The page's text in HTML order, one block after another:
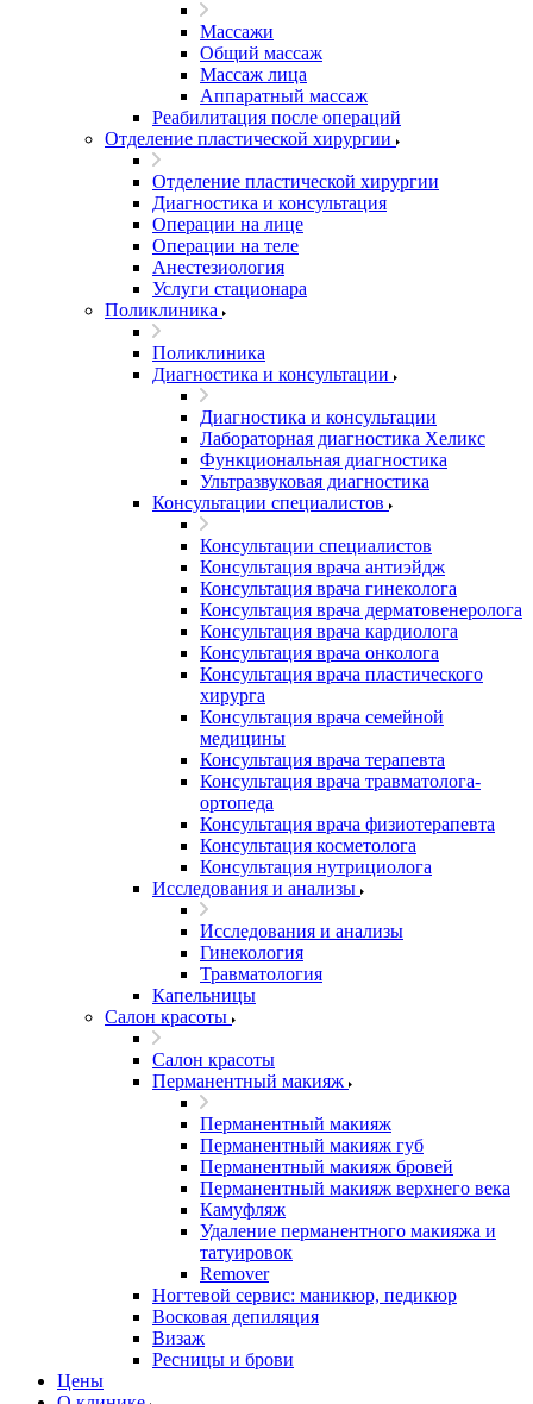
Массажи
Общий массаж
Массаж лица
Аппаратный массаж
Реабилитация после операций
Отделение пластической хирургии
Отделение пластической хирургии
Диагностика и консультация
Операции на лице
Операции на теле
Анестезиология
Услуги стационара
Поликлиника
Поликлиника
Диагностика и консультации
Диагностика и консультации
Лабораторная диагностика Хеликс
Функциональная диагностика
Ультразвуковая диагностика
Консультации специалистов
Консультации специалистов
Консультация врача антиэйдж
Консультация врача гинеколога
Консультация врача дерматовенеролога
Консультация врача кардиолога
Консультация врача онколога
Консультация врача пластического
хирурга
Консультация врача семейной
медицины
Консультация врача терапевта
Консультация врача травматолога-
ортопеда
Консультация врача физиотерапевта
Консультация косметолога
Консультация нутрициолога
Исследования и анализы
Исследования и анализы
Гинекология
Травматология
Капельницы
Салон красоты
Салон красоты
Перманентный макияж
Перманентный макияж
Перманентный макияж губ
Перманентный макияж бровей
Перманентный макияж верхнего века
Камуфляж
Удаление перманентного макияжа и
татуировок
Remover
Ногтевой сервис: маникюр, педикюр
Восковая депиляция
Визаж
Ресницы и брови
Цены